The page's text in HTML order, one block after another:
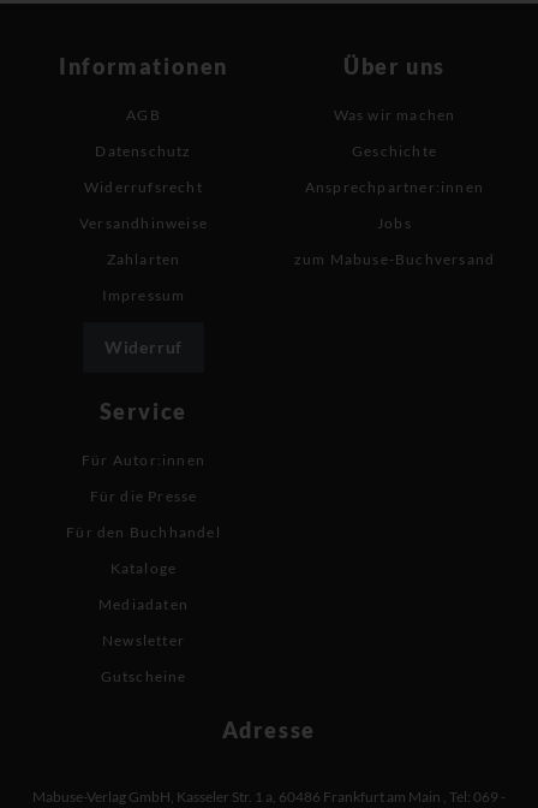
Informationen
AGB
Datenschutz
Widerrufsrecht
Versandhinweise
Zahlarten
Impressum
Widerruf
Über uns
Was wir machen
Geschichte
Ansprechpartner:innen
Jobs
zum Mabuse-Buchversand
Service
Für Autor:innen
Für die Presse
Für den Buchhandel
Kataloge
Mediadaten
Newsletter
Gutscheine
Adresse
Mabuse-Verlag GmbH Kasseler Str. 1 a 60486 Frankfurt am Main Tel: 069 -